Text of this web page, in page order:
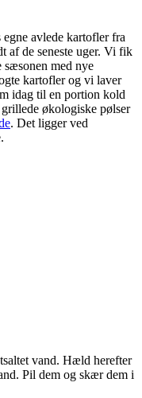
avlede kartofler fra
af de seneste uger. Vi fik
med nye
kartofler og vi laver
idag til en portion kold
økologiske pølser
. Det ligger ved
vand. Hæld herefter
Pil dem og skær dem i